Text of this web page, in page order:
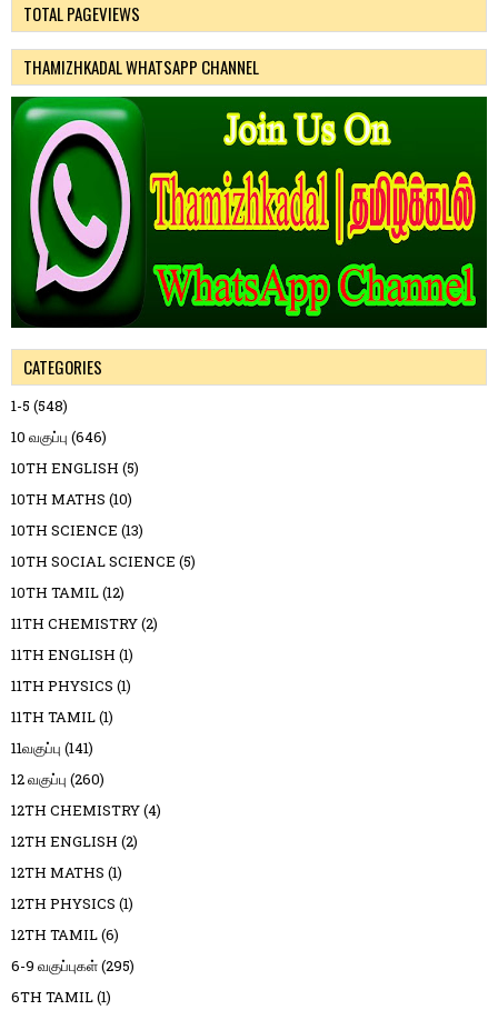
TOTAL PAGEVIEWS
THAMIZHKADAL WHATSAPP CHANNEL
CATEGORIES
1-5 (548)
10 வகுப்பு (646)
10TH ENGLISH (5)
10TH MATHS (10)
10TH SCIENCE (13)
10TH SOCIAL SCIENCE (5)
10TH TAMIL(12)
11TH CHEMISTRY(2)
11TH ENGLISH (1)
11TH PHYSICS (1)
11TH TAMIL(1)
11வகுப்பு (141)
12 வகுப்பு (260)
12TH CHEMISTRY(4)
12TH ENGLISH (2)
12TH MATHS (1)
12TH PHYSICS (1)
12TH TAMIL(6)
6-9 வகுப்புகள்(295)
6TH TAMIL(1)